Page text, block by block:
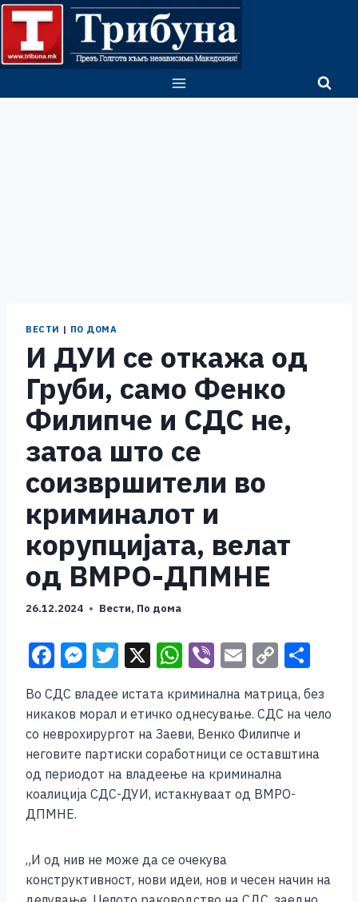
Skip
content
ВЕСТИ | ПО ДОМА
И ДУИ се откажа од
Груби, само Фенко
Филипче и СДС не,
затоа што се
соизвршители во
криминалот и
корупцијата, велат
од ВМРО-ДПМНЕ
26.12.2024 Вести, По дома
F
a
c
e
b
o
o
M
ss
e
n
g
er
T
tt
er
X W
at
s
A
p
p
Vi
er
E
ai
l
C
p
y
Li
n
k
ar
Во СДС владее истата криминална матрица, без
никаков морал и етичко однесување. СДС на чело
со неврохирургот на Заеви, Венко Филипче и
неговите партиски соработници се оставштина
од периодот на владеење на криминална
коалиција СДС-ДУИ, истакнуваат од ВМРО-
ДПМНЕ.
„И од нив не може да се очекува
конструктивност, нови идеи, нов и чесен начин на